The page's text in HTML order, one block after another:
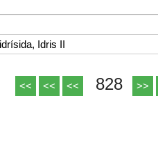
Idris II
<< << << 828 >>